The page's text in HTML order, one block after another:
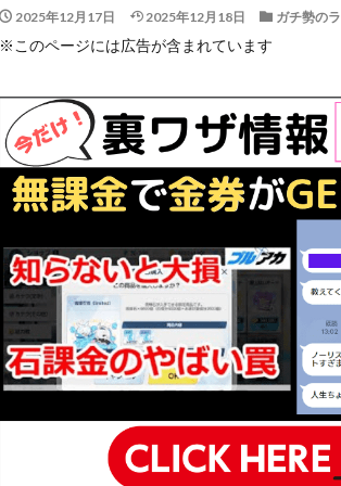
2025年12月17日 2025年12月18日 ガチ勢の
※このページには広告が含まれています